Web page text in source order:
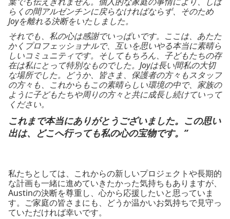
らくの間アルゼンチンに戻らなければならず、そのため
Joyを離れる決断をいたしました。
それでも、私の心は感謝でいっぱいです。ここは、あたた
かくプロフェッショナルで、互いを思いやる本当に素晴ら
しいコミュニティです。そしてもちろん、子どもたちの存
在は私にとって特別なものでした。Joyは長い間私の大切
な場所でした。どうか、皆さま、保護者の方々もスタッフ
の方々も、これからもこの素晴らしい環境の中で、家族の
ように子どもたちや周りの方々と共に成長し続けていって
ください。
これまで本当にありがとうございました。この思い
出は、どこへ行っても私の心の宝物です。”
私たちとしては、これからの新しいプロジェクトや長期的
な計画も一緒に進めていきたかった気持ちもありますが、
Austinの決断を尊重し、心から応援したいと思っていま
す。ご家庭の皆さまにも、どうか温かいお気持ちで見守っ
ていただければ幸いです。